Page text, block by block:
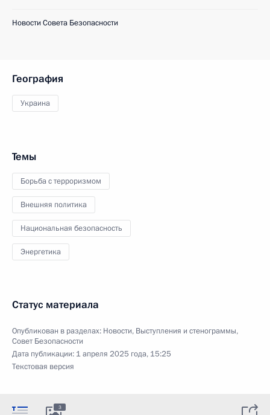
Новости Совета Безопасности
География
Украина
Темы
Борьба с терроризмом
Внешняя политика
Национальная безопасность
Энергетика
Статус материала
Опубликован в разделах: Новости, Выступления и стенограммы,
Совет Безопасности
Дата публикации: 1 апреля 2025 года, 15:25
Текстовая версия
3